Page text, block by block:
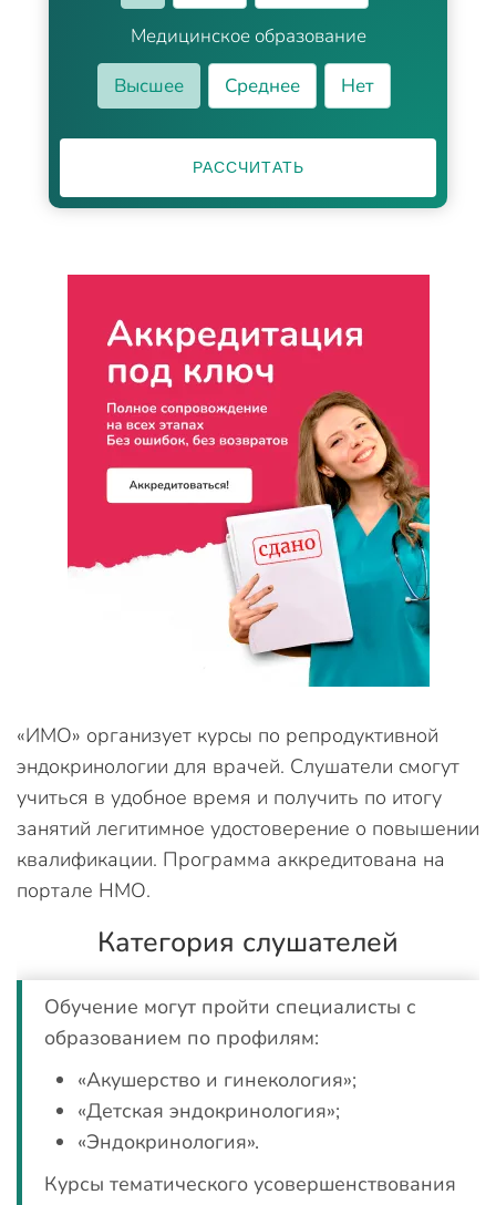
Медицинское образование
Высшее
Среднее Нет
РАССЧИТАТЬ
«ИМО» организует курсы по репродуктивной
эндокринологии для врачей. Слушатели смогут
учиться в удобное время и получить по итогу
занятий легитимное удостоверение о повышении
квалификации. Программа аккредитована на
портале НМО.
Категория слушателей
Обучение могут пройти специалисты с
образованием по профилям:
«Акушерство и гинекология»;
«Детская эндокринология»;
«Эндокринология».
Курсы тематического усовершенствования